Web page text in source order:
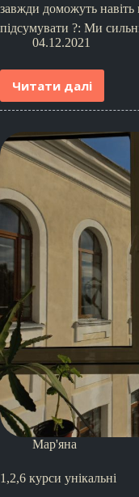
завжди доможуть
підсумувати ?: Ми
04.12.2021
Читати далі
Мар'яна
1,2,6 курси унікальні